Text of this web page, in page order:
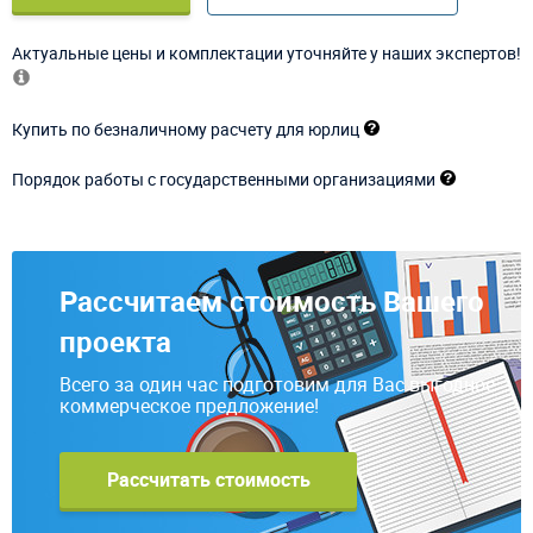
Актуальные цены и комплектации уточняйте у наших экспертов!
Купить по безналичному расчету для юрлиц
Порядок работы с государственными организациями
Рассчитаем стоимость Вашего
проекта
Всего за один час подготовим для Вас выгодное
коммерческое предложение!
Рассчитать стоимость